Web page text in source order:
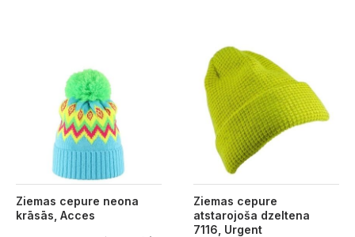
Ziemas cepure neona
krāsās, Acces
Ziemas cepure
atstarojoša dzeltena
7116, Urgent